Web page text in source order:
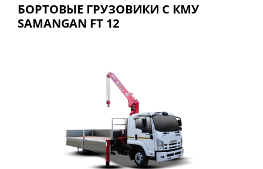
БОРТОВЫЕ ГРУЗОВИКИ С КМУ
SAMANGAN FT 12